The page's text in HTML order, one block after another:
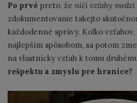
Po prvé preto, že ničí vzťahy
zdokumentovanie takejto
každodenné správy. Koľko
najlepším spôsobom, sa potom
na vlastnícky vzťah k tomu
rešpektu a zmyslu pre hranice?